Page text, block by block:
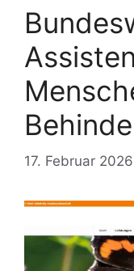
17. Februar 2026